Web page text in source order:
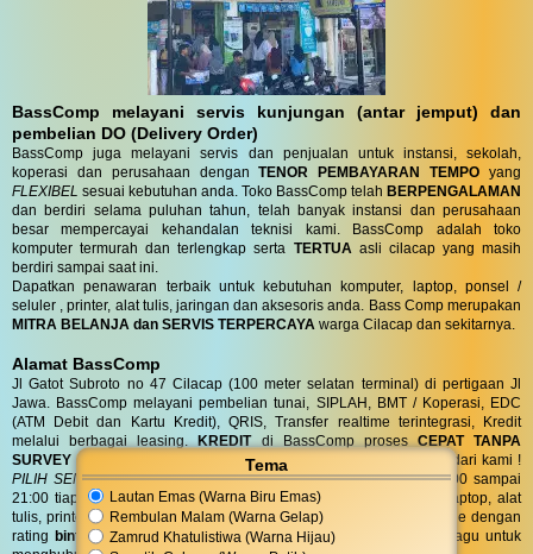
Tema
Lautan Emas (Warna Biru Emas)
Rembulan Malam (Warna Gelap)
Zamrud Khatulistiwa (Warna Hijau)
BassComp melayani servis kunjungan (antar jemput) dan
pembelian DO (Delivery Order)
BassComp juga melayani servis dan penjualan untuk instansi, sekolah,
koperasi dan perusahaan denganTENOR PEMBAYARAN TEMPO yang
FLEXIBEL sesuai kebutuhan anda. Toko BassComp telah BERPENGALAMAN
dan berdiri selama puluhan tahun, telah banyak instansi dan perusahaan
besar mempercayai kehandalan teknisi kami. BassComp adalah toko
komputer termurah dan terlengkap serta TERTUAasli cilacap yang masih
berdiri sampai saat ini.
Dapatkan penawaran terbaik untuk kebutuhan komputer, laptop, ponsel /
seluler , printer, alat tulis, jaringan dan aksesoris anda. Bass Comp merupakan
MITRA BELANJA dan SERVIS TERPERCAYA warga Cilacap dan sekitarnya.
Alamat BassComp
Jl Gatot Subroto no 47 Cilacap (100 meter selatan terminal) di pertigaan Jl
Jawa. BassComp melayani pembelian tunai, SIPLAH, BMT / Koperasi, EDC
(ATM Debit dan Kartu Kredit), QRIS, Transfer realtime terintegrasi, Kredit
melalui berbagai leasing.KREDITdi BassComp prosesCEPAT TANPA
SURVEY (RO)
DapatkanBONUS
aksesories spesial dari kami !
PILIH SENDIRILangsung tanpa diundi ! BassComp buka jam 08:00 sampai
21:00 tiap hari. BassComp satu satunya toko komputer, ponsel, laptop, alat
tulis, printer, jaringan dan aksesoris yang paling favorit dicari google dengan
rating bintang 4.6/5 dari 595 ulasanuntuk area Cilacap. Jangan ragu untuk